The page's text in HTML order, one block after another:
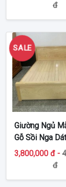
đ
SALE
Giường Ngủ
Gỗ Sồi Nga
TT-G16
3,800,000 đ -
đ